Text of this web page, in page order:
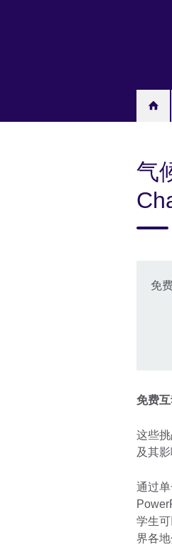
气
免
免费
这些
及其影
通过
学生
界各地